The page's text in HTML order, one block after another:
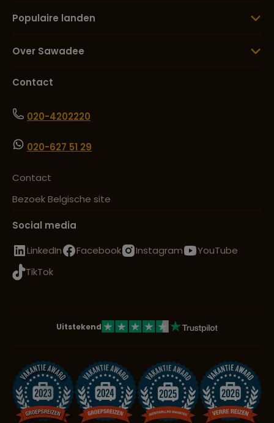
Populaire landen
Over Sawadee
Contact
020-4202220
020-627 51 29
Contact
Bezoek Belgische site
Social media
LinkedIn
Facebook Instagram
YouTube
TikTok
Uitstekend